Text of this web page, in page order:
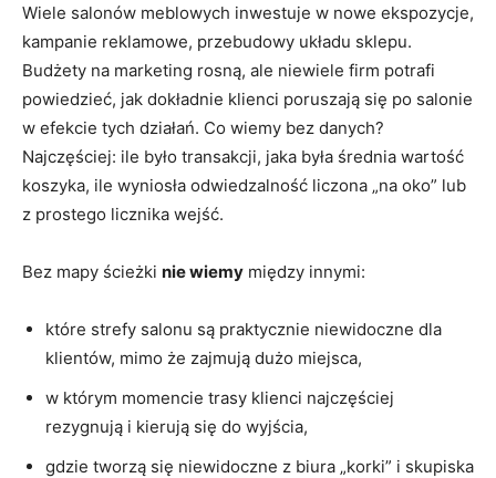
Wiele salonów meblowych inwestuje w nowe ekspozycje,
kampanie reklamowe, przebudowy układu sklepu.
Budżety na marketing rosną, ale niewiele firm potrafi
powiedzieć, jak dokładnie klienci poruszają się po salonie
w efekcie tych działań. Co wiemy bez danych?
Najczęściej: ile było transakcji, jaka była średnia wartość
koszyka, ile wyniosła odwiedzalność liczona „na oko” lub
z prostego licznika wejść.
Bez mapy ścieżki nie wiemy między innymi:
które strefy salonu są praktycznie niewidoczne dla
klientów, mimo że zajmują dużo miejsca,
w którym momencie trasy klienci najczęściej
rezygnują i kierują się do wyjścia,
gdzie tworzą się niewidoczne z biura „korki” i skupiska